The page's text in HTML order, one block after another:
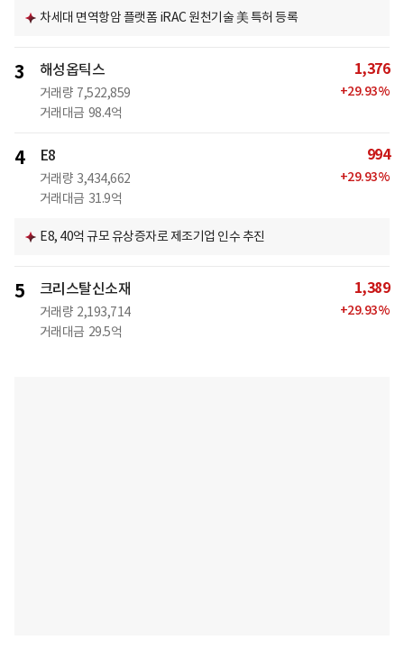
차세대 면역항암 플랫폼 iRAC 원천기술 美 특허 등록
3 해성옵틱스
거래량 7,522,859
거래대금 98.4억
1,376
+29.93%
4 E8
거래량 3,434,662
거래대금 31.9억
994
+29.93%
E8, 40억 규모 유상증자로 제조기업 인수 추진
5 크리스탈신소재
거래량 2,193,714
거래대금 29.5억
1,389
+29.93%